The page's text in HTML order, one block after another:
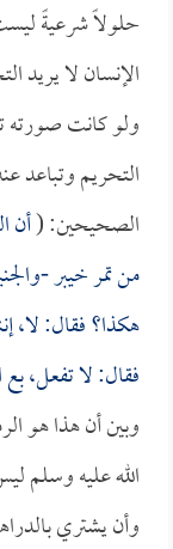
حلولاً شرعيةً
الإنسان لا يريد
ولو كانت صورته
التحريم وتباعد
الصحيحين: (أن
من تمر خيبر -
هكذا؟ فقال: لا،
فقال: لا تفعل،
وبين أن هذا هو
الله عليه وسلم
وأن يشتري